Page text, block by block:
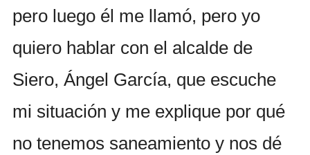
pero luego él me llamó, pero yo
quiero hablar con el alcalde de
Siero, Ángel García, que escuche
mi situación y me explique por qué
no tenemos saneamiento y nos dé